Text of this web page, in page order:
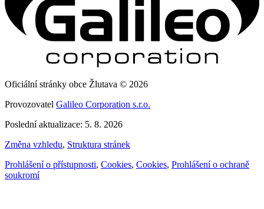
Oficiální stránky obce Žlutava © 2026
Provozovatel Galileo Corporation s.r.o.
Poslední aktualizace: 5. 8. 2026
Změna vzhledu, Struktura stránek
Prohlášení o přístupnosti, Cookies, Cookies, Prohlášení o ochraně
soukromí